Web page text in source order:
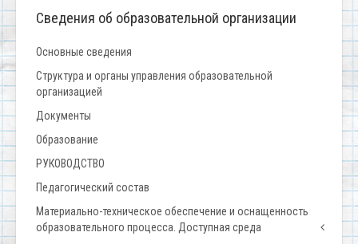
Сведения об образовательной организации
Основные сведения
Структура и органы управления образовательной
организацией
Документы
Образование
РУКОВОДСТВО
Педагогический состав
Материально-техническое обеспечение и оснащенность
образовательного процесса. Доступная среда